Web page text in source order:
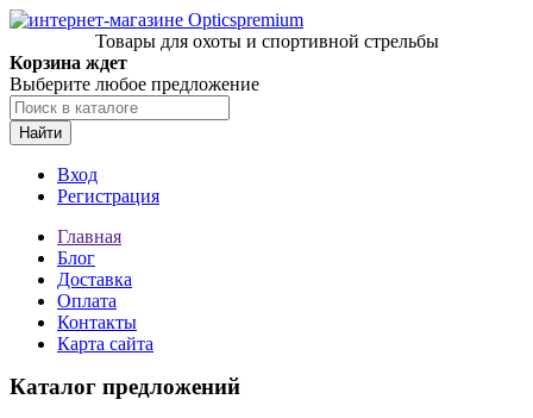
Товары для охоты и спортивной стрельбы
Корзина ждет
Выберите любое предложение
Найти
Вход
Регистрация
Главная
Блог
Доставка
Оплата
Контакты
Карта сайта
Каталог предложений